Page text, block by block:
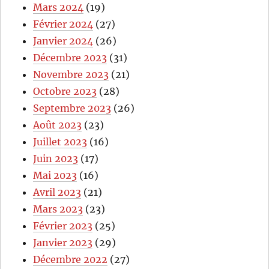
Mars 2024 (19)
Février 2024 (27)
Janvier 2024 (26)
Décembre 2023 (31)
Novembre 2023 (21)
Octobre 2023 (28)
Septembre 2023 (26)
Août 2023 (23)
Juillet 2023 (16)
Juin 2023 (17)
Mai 2023 (16)
Avril 2023 (21)
Mars 2023 (23)
Février 2023 (25)
Janvier 2023 (29)
Décembre 2022 (27)